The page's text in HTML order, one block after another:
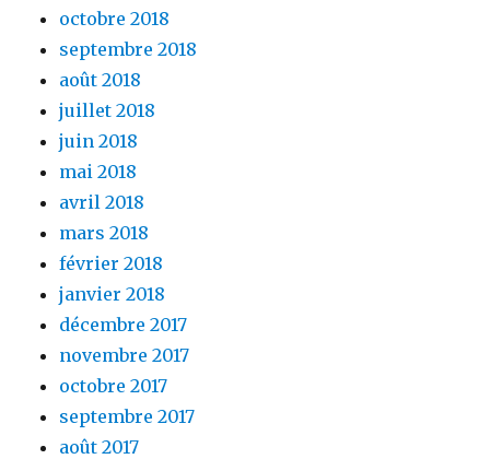
octobre 2018
septembre 2018
août 2018
juillet 2018
juin 2018
mai 2018
avril 2018
mars 2018
février 2018
janvier 2018
décembre 2017
novembre 2017
octobre 2017
septembre 2017
août 2017